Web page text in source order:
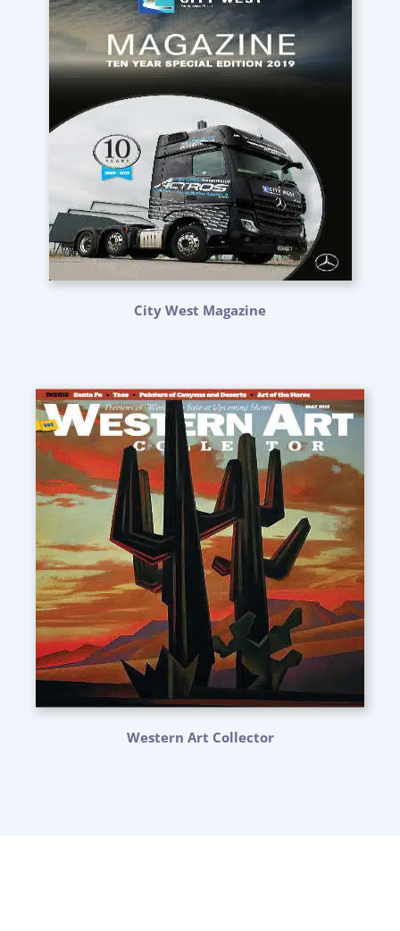
City West Magazine
Western Art Collector